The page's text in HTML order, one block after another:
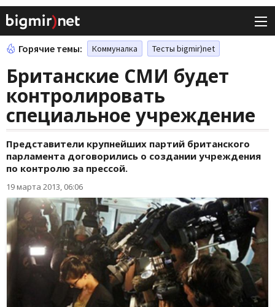
Горячие темы: Коммуналка Тесты bigmir)net
Британские СМИ будет
контролировать
специальное учреждение
Представители крупнейших партий британского
парламента договорились о создании учреждения
по контролю за прессой.
19 марта 2013, 06:06